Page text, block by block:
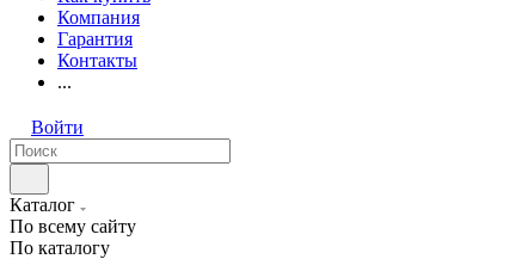
Компания
Гарантия
Контакты
...
Войти
Каталог
По всему сайту
По каталогу